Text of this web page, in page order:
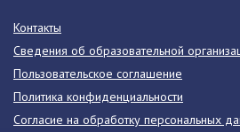
Контакты
Сведения об образовательной
Пользовательское соглашение
Политика конфиденциальности
Согласие на обработку персональных